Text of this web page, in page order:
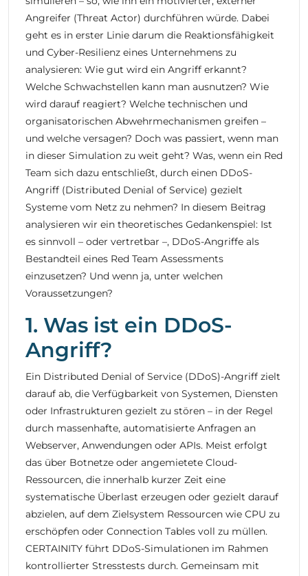
Angreifer (Threat Actor) durchführen würde. Dabei
geht es in erster Linie darum die Reaktionsfähigkeit
und Cyber-Resilienz eines Unternehmens zu
analysieren: Wie gut wird ein Angriff erkannt?
Welche Schwachstellen kann man ausnutzen? Wie
wird darauf reagiert? Welche technischen und
organisatorischen Abwehrmechanismen greifen –
und welche versagen? Doch was passiert, wenn man
in dieser Simulation zu weit geht? Was, wenn ein Red
Team sich dazu entschließt, durch einen DDoS-
Angriff (Distributed Denial of Service) gezielt
Systeme vom Netz zu nehmen? In diesem Beitrag
analysieren wir ein theoretisches Gedankenspiel: Ist
es sinnvoll – oder vertretbar –, DDoS-Angriffe als
Bestandteil eines Red Team Assessments
einzusetzen? Und wenn ja, unter welchen
Voraussetzungen?
1. Was ist ein DDoS-
Angriff?
Ein Distributed Denial of Service (DDoS)-Angriff zielt
darauf ab, die Verfügbarkeit von Systemen, Diensten
oder Infrastrukturen gezielt zu stören – in der Regel
durch massenhafte, automatisierte Anfragen an
Webserver, Anwendungen oder APIs. Meist erfolgt
das über Botnetze oder angemietete Cloud-
Ressourcen, die innerhalb kurzer Zeit eine
systematische Überlast erzeugen oder gezielt darauf
abzielen, auf dem Zielsystem Ressourcen wie CPU zu
erschöpfen oder Connection Tables voll zu müllen.
CERTAINITY führt DDoS-Simulationen im Rahmen
kontrollierter Stresstests durch. Gemeinsam mit